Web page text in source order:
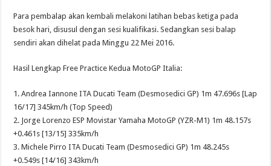
Para pembalap akan kembali melakoni latihan bebas ketiga pada
besok hari, disusul dengan sesi kualifikasi. Sedangkan sesi balap
sendiri akan dihelat pada Minggu 22 Mei 2016.
Hasil Lengkap Free Practice Kedua MotoGP Italia:
1. Andrea Iannone ITA Ducati Team (Desmosedici GP) 1m 47.696s [Lap
16/17] 345km/h (Top Speed)
2. Jorge Lorenzo ESP Movistar Yamaha MotoGP (YZR-M1) 1m 48.157s
+0.461s [13/15] 335km/h
3. Michele Pirro ITA Ducati Team (Desmosedici GP) 1m 48.245s
+0.549s [14/16] 343km/h